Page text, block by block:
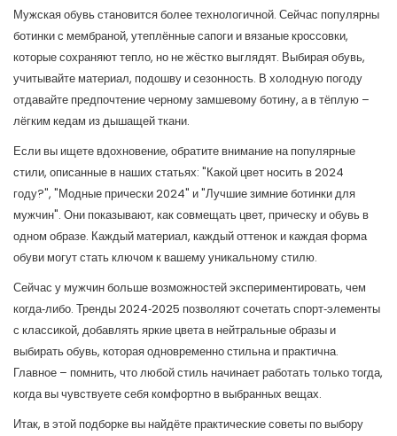
Мужская обувь становится более технологичной. Сейчас популярны
ботинки с мембраной, утеплённые сапоги и вязаные кроссовки,
которые сохраняют тепло, но не жёстко выглядят. Выбирая обувь,
учитывайте материал, подошву и сезонность. В холодную погоду
отдавайте предпочтение черному замшевому ботину, а в тёплую –
лёгким кедам из дышащей ткани.
Если вы ищете вдохновение, обратите внимание на популярные
стили, описанные в наших статьях: "Какой цвет носить в 2024
году?", "Модные прически 2024" и "Лучшие зимние ботинки для
мужчин". Они показывают, как совмещать цвет, прическу и обувь в
одном образе. Каждый материал, каждый оттенок и каждая форма
обуви могут стать ключом к вашему уникальному стилю.
Сейчас у мужчин больше возможностей экспериментировать, чем
когда‑либо. Тренды 2024‑2025 позволяют сочетать спорт‑элементы
с классикой, добавлять яркие цвета в нейтральные образы и
выбирать обувь, которая одновременно стильна и практична.
Главное – помнить, что любой стиль начинает работать только тогда,
когда вы чувствуете себя комфортно в выбранных вещах.
Итак, в этой подборке вы найдёте практические советы по выбору